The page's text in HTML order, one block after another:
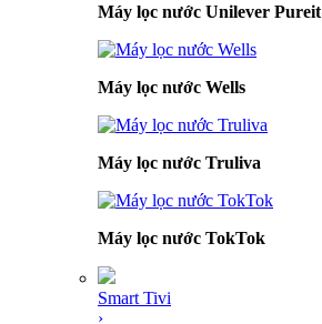
Máy lọc nước Unilever Pureit
Máy lọc nước Wells
Máy lọc nước Truliva
Máy lọc nước TokTok
Smart Tivi
›